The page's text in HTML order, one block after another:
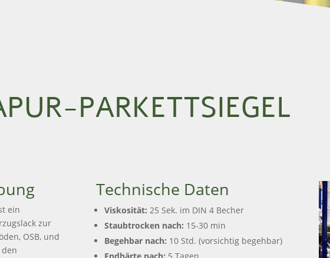
PARKETT­SIEGEL
ein
zur
OSB, und
Technische Daten
Viskosität: 25 Sek. im DIN 4 Becher
Staubtrocken nach: 15-30 min
Begehbar nach: 10 Std. (vorsichtig begehbar)